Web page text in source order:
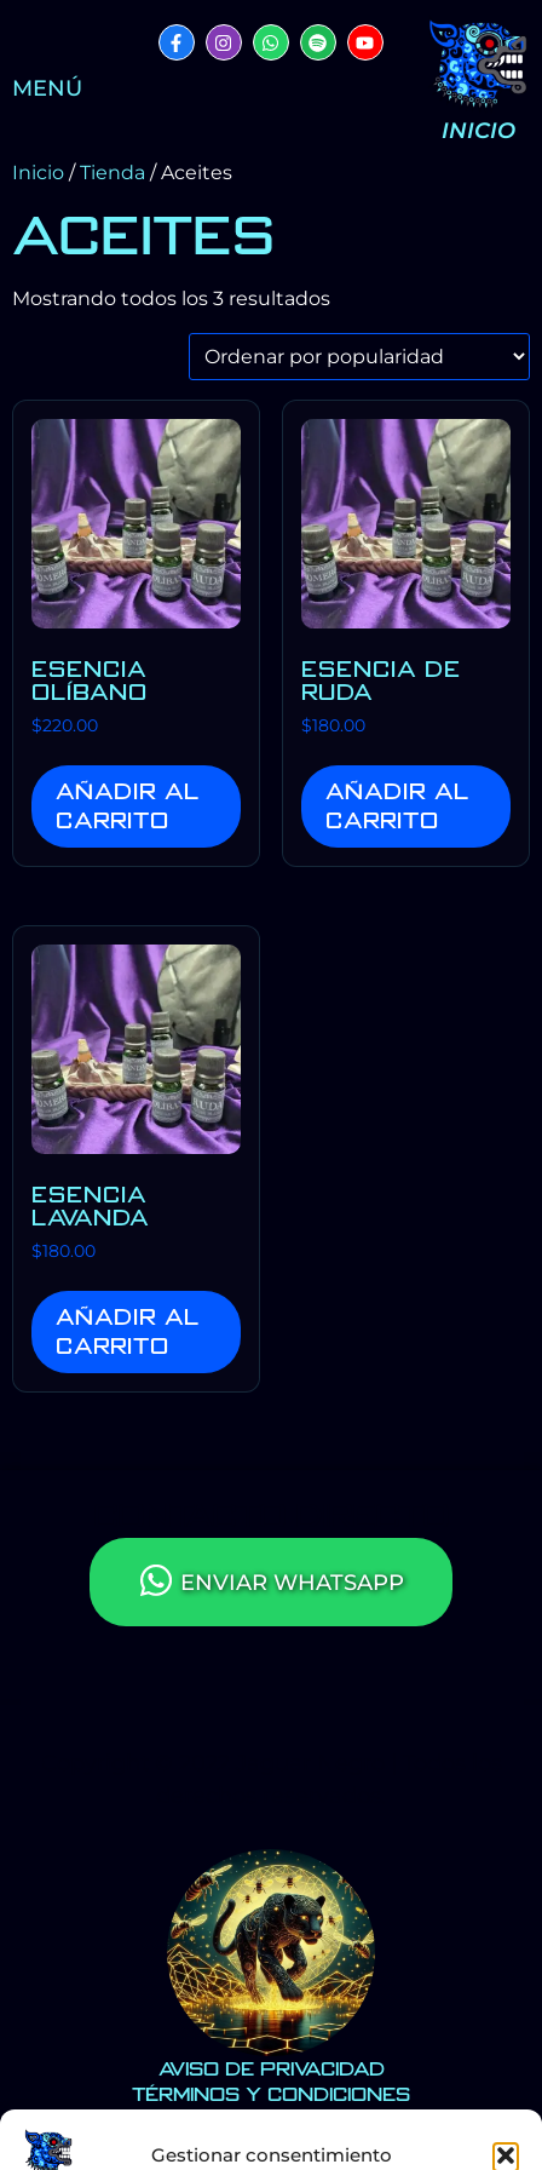
Gestionar consentimiento
MENÚ
INICIO
Inicio /Tienda / Aceites
ACEITES
Mostrando todos los 3 resultados
ESENCIA
OLÍBANO
$220.00
Añadir al
carrito
ESENCIA DE
RUDA
$180.00
Añadir al
carrito
ESENCIA
LAVANDA
$180.00
Añadir al
carrito
ENVIAR WHATSAPP
Aviso de Privacidad
Términos y Condiciones